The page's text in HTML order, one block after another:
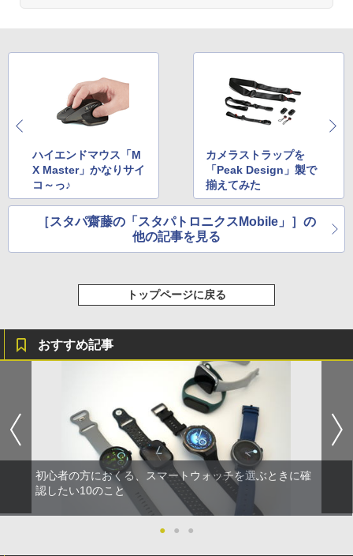
ハイエンドマウス「M
X Master」かなりサイ
コ～っ♪
カメラストラップを
「Peak Design」製で
揃えてみた
［スタパ齋藤の「スタパトロニクスMobile」］の
他の記事を見る
トップページに戻る
おすすめ記事
初心者の方におくる、スマートウォッチを選ぶときに確
認したい10のこと
● ● ●